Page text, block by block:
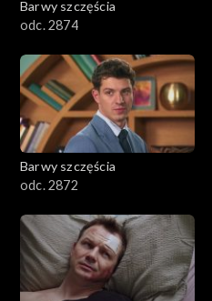
Barwy szczęścia
odc. 2874
Barwy szczęścia
odc. 2872